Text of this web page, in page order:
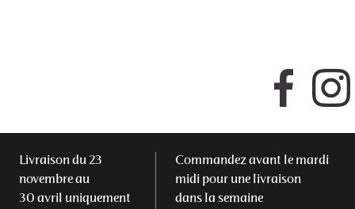
Facebook
Livraison du 23
novembre au
30 avril uniquement
Commandez avant le mardi
midi pour une livraison
dans la semaine